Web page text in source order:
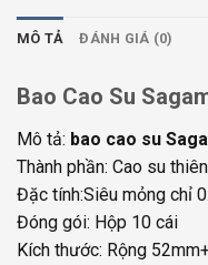
MÔ TẢ ĐÁNH GIÁ (0)
Bao Cao Su
Mô tả: bao cao su
Thành phần: Cao su
Đặc tính:Siêu mỏng chỉ
Đóng gói: Hộp 10 cái
Kích thước: Rộng